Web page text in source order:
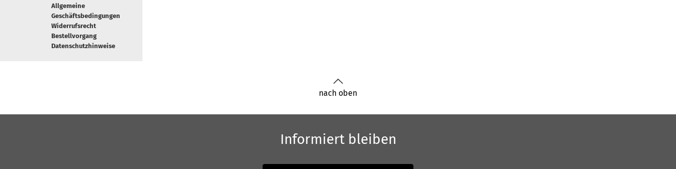
Allgemeine
Geschäftsbedingungen
Widerrufsrecht
Bestellvorgang
Datenschutzhinweise
nach oben
Informiert bleiben